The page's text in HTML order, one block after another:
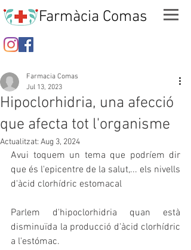
Farmàcia Comas
Hipoclorhidria, una afecció
que afecta tot l'organisme
Farmacia Comas
Jul 13, 2023
Actualitzat: Aug 3, 2024
Avui toquem un tema que podríem dir
que és l'epicentre de la salut,... els nivells
d'àcid clorhídric estomacal
Parlem d'hipoclorhidria quan està
disminuïda la producció d'àcid clorhídric
a l'estómac.